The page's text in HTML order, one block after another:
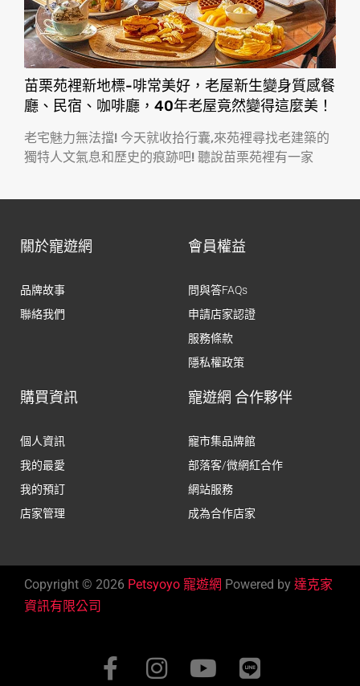
苗栗苑裡新地標-啡常美好，老屋新生變身質感餐
廳、民宿、咖啡廳，40年老屋竟然變得這麼美！
老宅魅力無法擋! 今天就收拾行囊,來苑裡尋找老建築的
獨特人文氣息和歷史的痕跡吧! 聽說苗栗苑裡有一家
關於寵遊網
品牌故事
聯絡我們
會員權益
問與答FAQs
申請店家認證
服務條款
隱私權政策
購買資訊
個人資訊
我的最愛
我的預訂
店家管理
寵遊網 合作夥伴
寵市集品牌館
部落客/微網紅合作
網站服務
成為合作店家
Copyright © 2026 Petsyoyo 寵遊網 Powered by 達克家
資訊有限公司